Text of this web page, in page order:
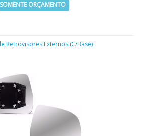
SOMENTE ORÇAMENTO
Retrovisores Externos (C/Base)